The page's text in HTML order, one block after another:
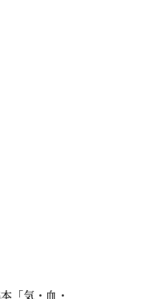
「気・血・